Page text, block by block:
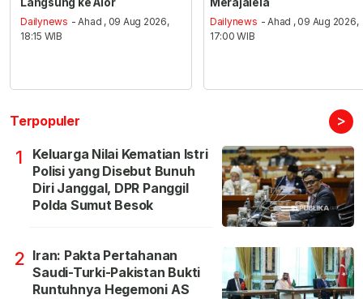
Dailynews - Ahad , 09 Aug 2026,
18:15 WIB
Dailynews - Ahad , 09 Aug 2026,
17:00 WIB
Terpopuler >
1
Keluarga Nilai Kematian Istri
Polisi yang Disebut Bunuh
Diri Janggal, DPR Panggil
Polda Sumut Besok
2 Iran: Pakta Pertahanan
Saudi-Turki-Pakistan Bukti
Runtuhnya Hegemoni AS